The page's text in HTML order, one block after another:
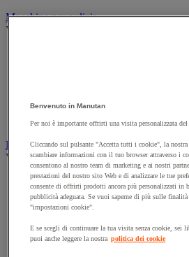
Macchina per pulizia
Vedi tutte le categorie
Monospazzola
Spazzatrice
Prodotti per la pulizia
Vedi tutte le categorie
Deodorante
Detergenti per pavimenti e
Detersivi e prodotti per biancheria
Prodotti per stoviglie
Prodotto di manutenzione per
Benvenuto in Manutan
Per noi è importante offrirti una visita personalizzata
Cliccando sul pulsante "Accetta tutti i cookie", la
scambiare informazioni con il tuo browser attraverso i
consentono al nostro team di marketing e ai nostri
prestazioni del nostro sito Web e di analizzare le tue
consente di offrirti prodotti ancora più personalizzati in
pubblicità adeguata. Se vuoi saperne di più sulle
"impostazioni cookie".
E se scegli di continuare la tua visita senza cookie, sei
puoi anche leggere la nostra politica dei cookie